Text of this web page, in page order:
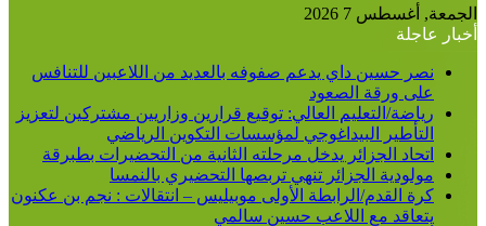
الجمعة, أغسطس 7 2026
أخبار عاجلة
نصر حسين داي يدعم صفوفه بالعديد من اللاعبين للتنافس
على ورقة الصعود
رياضة/التعليم العالي: توقيع قرارين وزاريين مشتركين لتعزيز
التأطير البيداغوجي لمؤسسات التكوين الرياضي
اتحاد الجزائر يدخل مرحلته الثانية من التحضيرات بطبرقة
مولودية الجزائر تنهي تربصها التحضيري بالنمسا
كرة القدم/الرابطة الأولى موبيليس – انتقالات : نجم بن عكنون
يتعاقد مع اللاعب حسين سالمي